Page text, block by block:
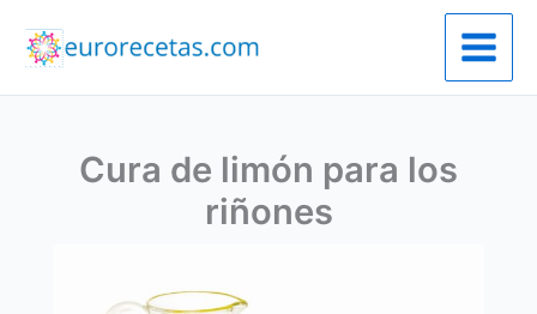
contenido
Cura de limón para los
riñones